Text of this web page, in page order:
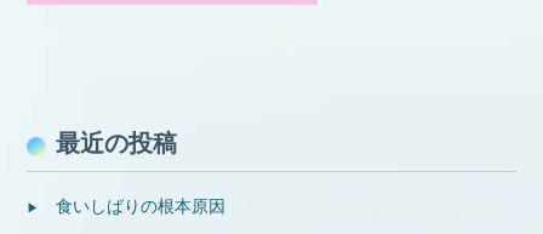
最近の投稿
食いしばりの根本原因